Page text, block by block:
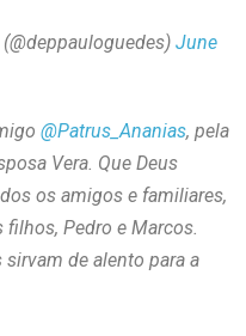
June
@Patrus_Ananias, pela
Vera. Que Deus
os amigos e familiares,
Pedro e Marcos.
de alento para a